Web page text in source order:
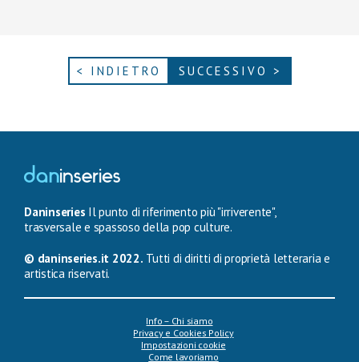
< INDIETRO SUCCESSIVO >
Daninseries Il punto di riferimento più "irriverente",
trasversale e spassoso della pop culture.
© daninseries.it 2022. Tutti di diritti di proprietà letteraria e
artistica riservati.
Info – Chi siamo
Privacy e Cookies Policy
Impostazioni cookie
Come lavoriamo